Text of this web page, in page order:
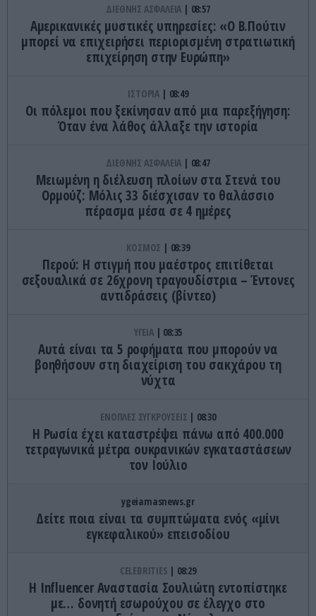
ΔΙΕΘΝΗΣ ΑΣΦΑΛΕΙΑ 08:57
Αμερικανικές μυστικές υπηρεσίες: «Ο Β.Πούτιν
μπορεί να επιχειρήσει περιορισμένη στρατιωτική
επιχείρηση στην Ευρώπη»
ΙΣΤΟΡΙΑ 08:49
Οι πόλεμοι που ξεκίνησαν από μια παρεξήγηση:
Όταν ένα λάθος άλλαξε την ιστορία
ΔΙΕΘΝΗΣ ΑΣΦΑΛΕΙΑ 08:47
Μειωμένη η διέλευση πλοίων στα Στενά του
Ορμούζ: Μόλις 33 διέσχισαν το θαλάσσιο
πέρασμα μέσα σε 4 ημέρες
ΚΟΣΜΟΣ 08:39
Περού: Η στιγμή που μαέστρος επιτίθεται
σεξουαλικά σε 26χρονη τραγουδίστρια – Έντονες
αντιδράσεις (βίντεο)
ΥΓΕΙΑ 08:35
Αυτά είναι τα 5 ροφήματα που μπορούν να
βοηθήσουν στη διαχείριση του σακχάρου τη
νύχτα
ΕΝΟΠΛΕΣ ΣΥΓΚΡΟΥΣΕΙΣ 08:30
Η Ρωσία έχει καταστρέψει πάνω από 400.000
τετραγωνικά μέτρα ουκρανικών εγκαταστάσεων
τον Ιούλιο
ygeiamasnews.gr
Δείτε ποια είναι τα συμπτώματα ενός «μίνι
εγκεφαλικού» επεισοδίου
CELEBRITIES 08:29
Η Ιnfluencer Αναστασία Σουλιώτη εντοπίστηκε
με… δονητή εσωρούχου σε έλεγχο στο